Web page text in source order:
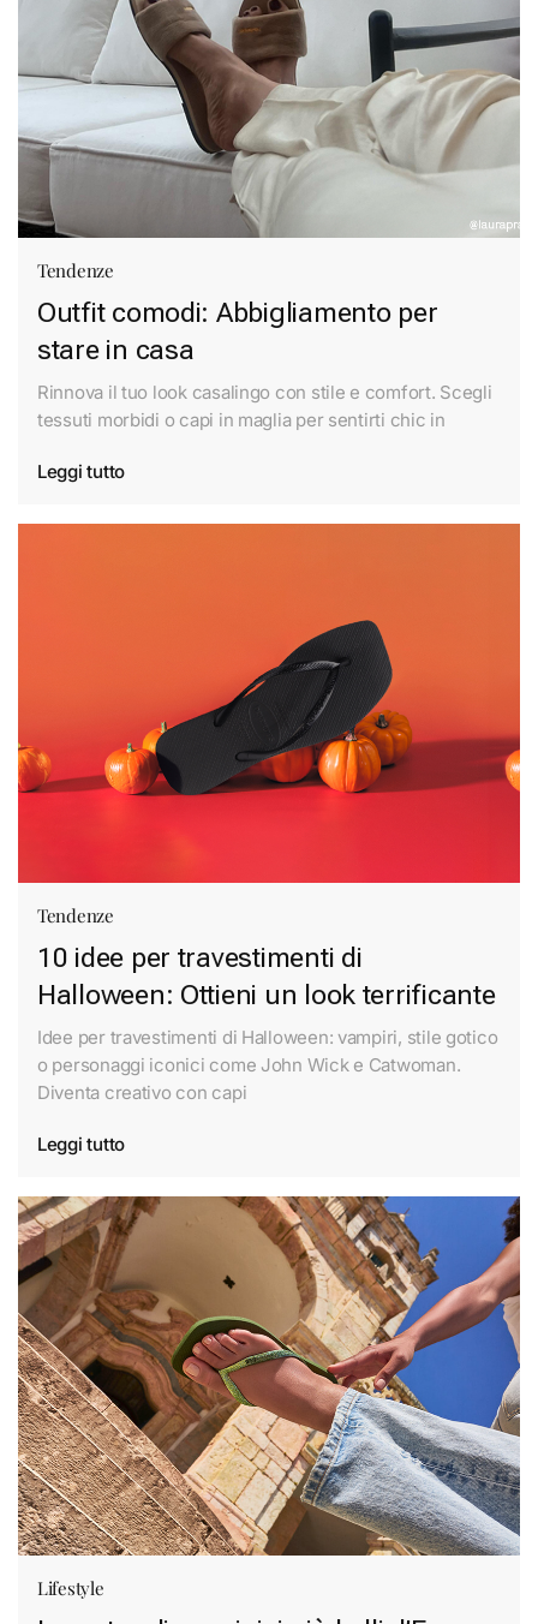
Tendenze
Outfit comodi: Abbigliamento per
stare in casa
Rinnova il tuo look casalingo con stile e comfort. Scegli
tessuti morbidi o capi in maglia per sentirti chic in
Leggi tutto
Tendenze
10 idee per travestimenti di
Halloween: Ottieni un look terrificante
Idee per travestimenti di Halloween: vampiri, stile gotico
o personaggi iconici come John Wick e Catwoman.
Diventa creativo con capi
Leggi tutto
Lifestyle